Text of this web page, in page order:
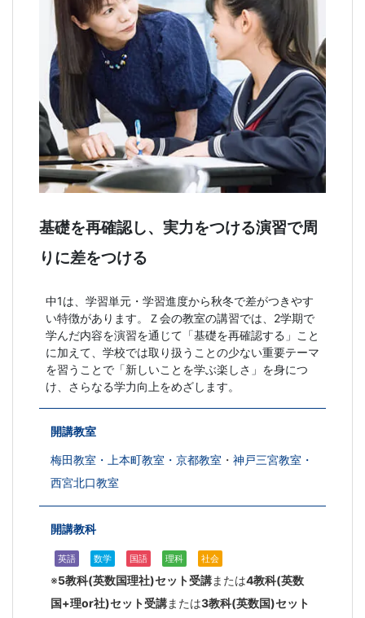
基礎を再確認し、実力をつける演習で周
りに差をつける
中1は、学習単元・学習進度から秋冬で差がつきやす
い特徴があります。Ｚ会の教室の講習では、2学期で
学んだ内容を演習を通じて「基礎を再確認する」こと
に加えて、学校では取り扱うことの少ない重要テーマ
を習うことで「新しいことを学ぶ楽しさ」を身につ
け、さらなる学力向上をめざします。
開講教室
梅田教室 ・ 上本町教室 ・ 京都教室 ・ 神戸三宮教室 ・
西宮北口教室
開講教科
英語 数学 国語 理科 社会
※5教科(英数国理社)セット受講または4教科(英数
国+理or社)セット受講または3教科(英数国)セット